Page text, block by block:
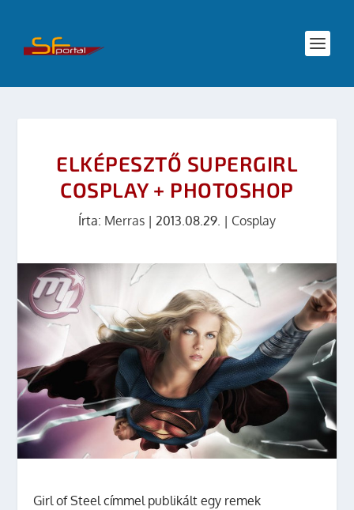
ELKÉPESZTŐ SUPERGIRL
COSPLAY + PHOTOSHOP
Írta: Merras | 2013.08.29. | Cosplay
Girl of Steel címmel publikált egy remek